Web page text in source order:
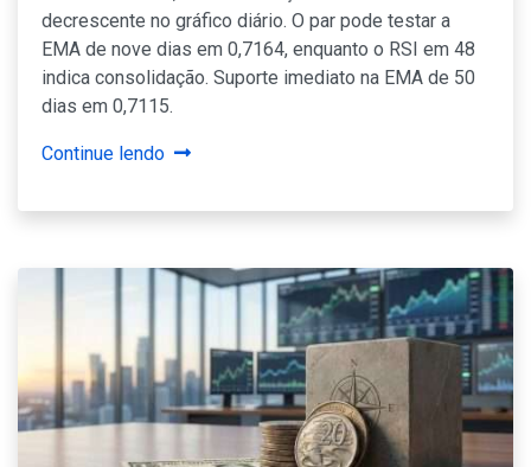
decrescente no gráfico diário. O par pode testar a
EMA de nove dias em 0,7164, enquanto o RSI em 48
indica consolidação. Suporte imediato na EMA de 50
dias em 0,7115.
Continue lendo